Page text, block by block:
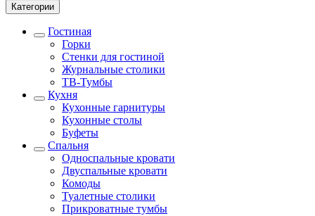
Категории
Гостиная
Горки
Стенки для гостиной
Журнальные столики
TВ-Тумбы
Кухня
Кухонные гарнитуры
Кухонные столы
Буфеты
Спальня
Односпальные кровати
Двуспальные кровати
Комоды
Туалетные столики
Прикроватные тумбы